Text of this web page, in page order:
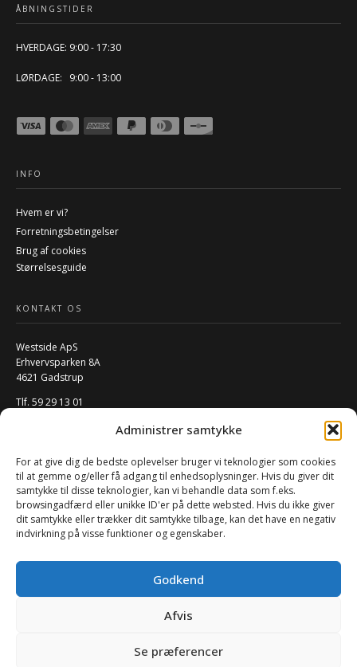
Administrer samtykke
For at give dig de bedste oplevelser bruger vi teknologier som cookies
til at gemme og/eller få adgang til enhedsoplysninger. Hvis du giver dit
samtykke til disse teknologier, kan vi behandle data som f.eks.
browsingadfærd eller unikke ID'er på dette websted. Hvis du ikke giver
dit samtykke eller trækker dit samtykke tilbage, kan det have en negativ
indvirkning på visse funktioner og egenskaber.
Godkend
Afvis
Se præferencer
ÅBNINGSTIDER
HVERDAGE: 9:00 - 17:30
LØRDAGE: 9:00 - 13:00
INFO
Hvem er vi?
Forretningsbetingelser
Brug af cookies
Størrelsesguide
KONTAKT OS
Westside ApS
Erhvervsparken 8A
4621 Gadstrup
Tlf. 59 29 13 01
FØLG OS PÅ SOCIALE MEDIER